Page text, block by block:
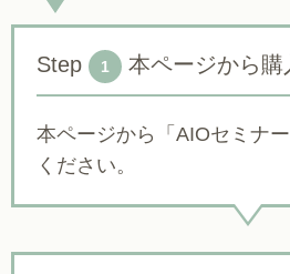
Step 1 本ページから購
本ページから「AIOセミナ
ください。